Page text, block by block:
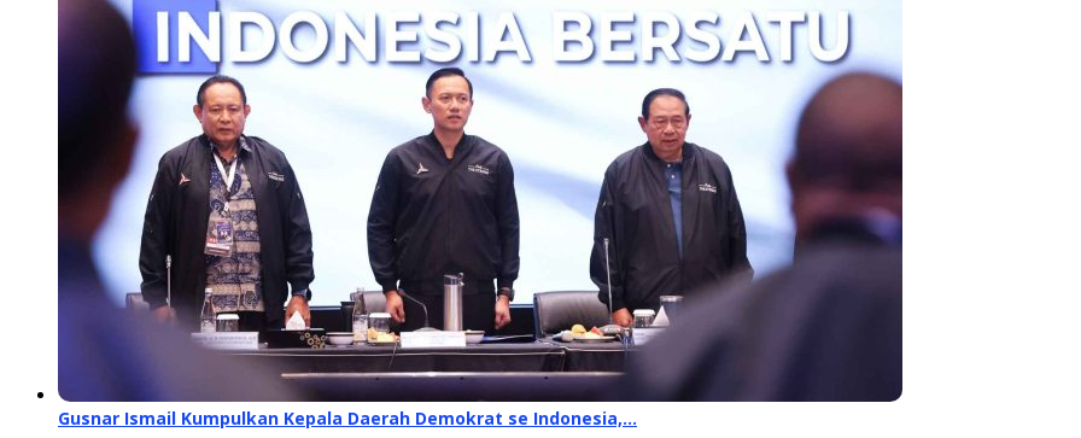
Gusnar Ismail Kumpulkan Kepala Daerah Demokrat se Indonesia,…